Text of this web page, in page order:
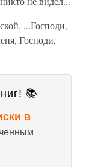
...Господи,
Господи,
📚
в